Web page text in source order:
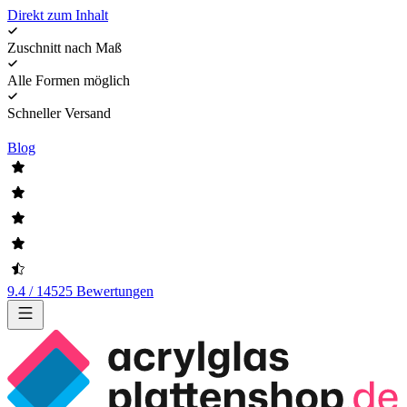
Direkt zum Inhalt
Zuschnitt nach Maß
Alle Formen möglich
Schneller Versand
Blog
9.4 / 14525 Bewertungen